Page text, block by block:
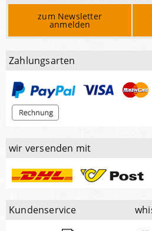
zum Newsletter
anmelden
Zahlungsarten
wir versenden mit
Kundenservice